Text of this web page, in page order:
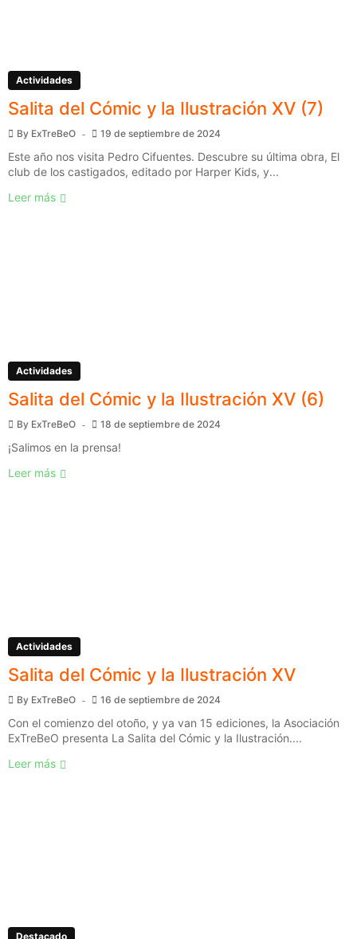
Actividades
Salita del Cómic y la Ilustración XV (7)
By ExTreBeO 19 de septiembre de 2024
Este año nos visita Pedro Cifuentes. Descubre su última obra, El
club de los castigados, editado por Harper Kids, y...
Leer más
Actividades
Salita del Cómic y la Ilustración XV (6)
By ExTreBeO 18 de septiembre de 2024
¡Salimos en la prensa!
Leer más
Actividades
Salita del Cómic y la Ilustración XV
By ExTreBeO 16 de septiembre de 2024
Con el comienzo del otoño, y ya van 15 ediciones, la Asociación
ExTreBeO presenta La Salita del Cómic y la Ilustración....
Leer más
Destacado